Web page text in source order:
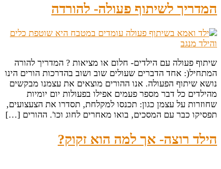
המדריך לשיתוף פעולה- להורדה
שיתוף פעולה עם הילדים- חלום או מציאות ? המדריך להורה
המתחיל(: אחד הדברים שעולים שוב ושוב בהדרכות הורים הינו
נושא שיתוף הפעולה. אנו ההורים מוצאים את עצמנו מבקשים
מהילדים כל דבר מספר פעמים אפילו בפעולות יום יומיות
שחוזרות על עצמן כגון: תכנסו למקלחת, תסדרו את הצעצועים,
תפסיקו כבר עם המסכים, בואו מאחרים לחוג וכו'. ההורים […]
הילד רוצה- אך למה הוא זקוק?